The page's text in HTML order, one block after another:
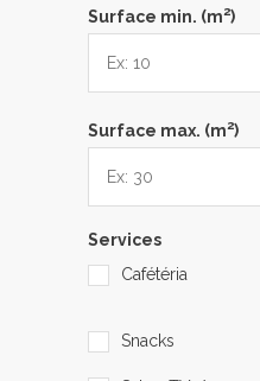
Surface min. (m2)
Surface max. (m2)
Services
Cafétéria
Snacks